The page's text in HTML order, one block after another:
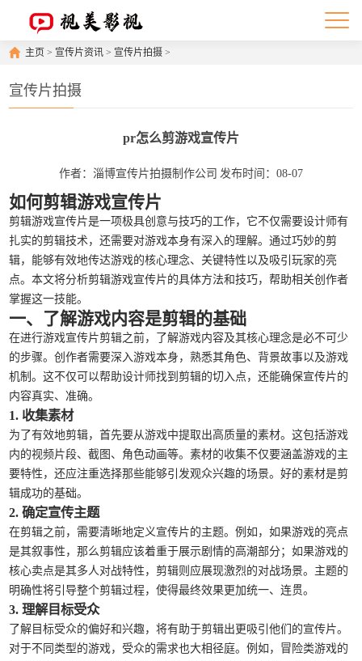
主页 > 宣传片资讯 > 宣传片拍摄 >
宣传片拍摄
pr怎么剪游戏宣传片
作者：淄博宣传片拍摄制作公司 发布时间：08-07
如何剪辑游戏宣传片
剪辑游戏宣传片是一项极具创意与技巧的工作，它不仅需要设计师有
扎实的剪辑技术，还需要对游戏本身有深入的理解。通过巧妙的剪
辑，能够有效地传达游戏的核心理念、关键特性以及吸引玩家的亮
点。本文将分析剪辑游戏宣传片的具体方法和技巧，帮助相关创作者
掌握这一技能。
一、了解游戏内容是剪辑的基础
在进行游戏宣传片剪辑之前，了解游戏内容及其核心理念是必不可少
的步骤。创作者需要深入游戏本身，熟悉其角色、背景故事以及游戏
机制。这不仅可以帮助设计师找到剪辑的切入点，还能确保宣传片的
内容真实、准确。
1. 收集素材
为了有效地剪辑，首先要从游戏中提取出高质量的素材。这包括游戏
内的视频片段、截图、角色动画等。素材的收集不仅要涵盖游戏的主
要特性，还应注重选择那些能够引发观众兴趣的场景。好的素材是剪
辑成功的基础。
2. 确定宣传主题
在剪辑之前，需要清晰地定义宣传片的主题。例如，如果游戏的亮点
是其叙事性，那么剪辑应该着重于展示剧情的高潮部分；如果游戏的
核心卖点是其多人对战特性，剪辑则应展现激烈的对战场景。主题的
明确性将引导整个剪辑过程，使得最终效果更加统一、连贯。
3. 理解目标受众
了解目标受众的偏好和兴趣，将有助于剪辑出更吸引他们的宣传片。
对于不同类型的游戏，受众的需求也大相径庭。例如，冒险类游戏的